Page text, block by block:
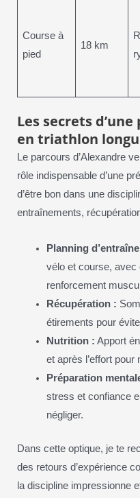
Course à
pied
18 km
Les secrets
en triathlon
Le parcours d’Alexandre
rôle indispensable d’une
d’être bon dans une
entraînements,
Planning
vélo et course,
renforcement
Récupération :
étirements pour
Nutrition : Apport
et après l’effort
Préparation
stress et confiance
négliger.
Dans cette optique, je te
des retours d’expérience
la discipline impressionne